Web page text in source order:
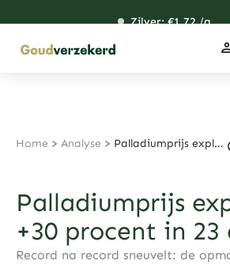
Home > Analyse > Palladiumprijs explodeert: +30 procent in 23 dagen
Palladiumprijs
+30 procent in 23
Record na record sneuvelt: de